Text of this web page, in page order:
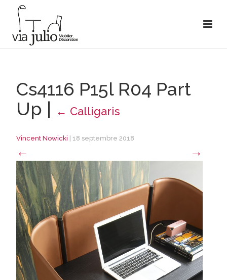
Cs4116 P15l R04 Part
Up | ← Calligaris
Vincent Nowicki 18 septembre 2018
← →